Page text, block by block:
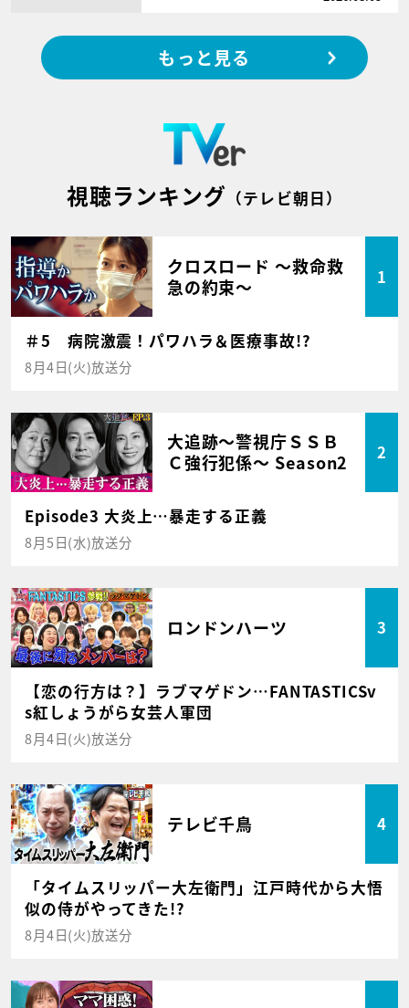
もっと見る
視聴ランキング （テレビ朝日）
クロスロード ～救命救
急の約束～
1
＃5 病院激震！パワハラ＆医療事故!?
8月4日(火)放送分
大追跡～警視庁ＳＳＢ
Ｃ強行犯係～ Season2
2
Episode3 大炎上…暴走する正義
8月5日(水)放送分
ロンドンハーツ 3
【恋の行方は？】ラブマゲドン…FANTASTICSv
s紅しょうがら女芸人軍団
8月4日(火)放送分
テレビ千鳥 4
「タイムスリッパー大左衛門」江戸時代から大悟
似の侍がやってきた!?
8月4日(火)放送分